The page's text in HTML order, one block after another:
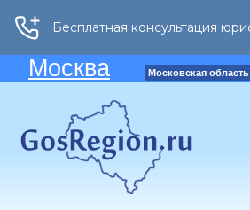
Москва Московская область